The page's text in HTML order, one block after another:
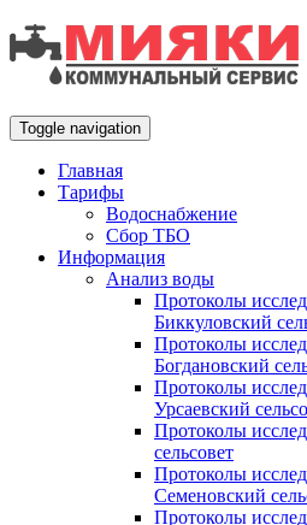
Toggle navigation
Главная
Тарифы
Водоснабжение
Сбор ТБО
Информация
Анализ воды
Протоколы
Биккуловский
Протоколы
Богдановский
Протоколы
Урсаевский
Протоколы
сельсовет
Протоколы
Семеновский
Протоколы